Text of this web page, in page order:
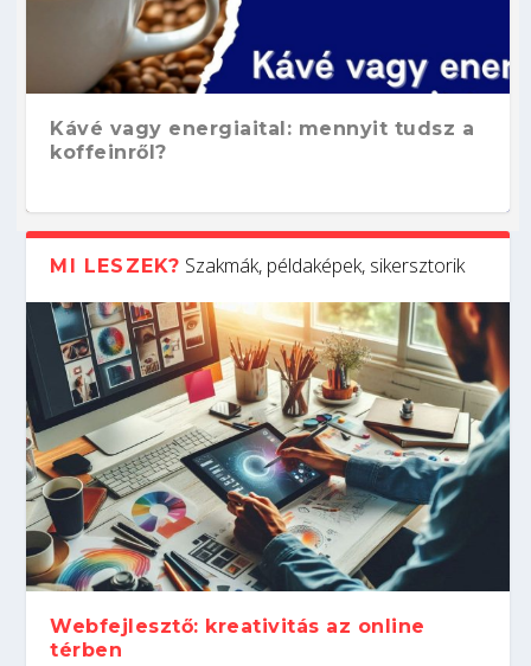
Kávé vagy energiaital: mennyit tudsz a
koffeinről?
Hogyan készíts ATS-barát önéletrajzot?
Így növelheted az esélyedet az
állásinterjúra...
Kitalálod, mire használják ezeket a
gépeket?
Nem sikerült az egyetemi felvételi?
Tanulj szakmát!
Szoftverfejlesztő: verseny kódban –
amikor néhány sor program dönti el a
világversenyt...
MI LESZEK? Szakmák, példaképek, sikersztorik
Webfejlesztő: kreativitás az online
térben